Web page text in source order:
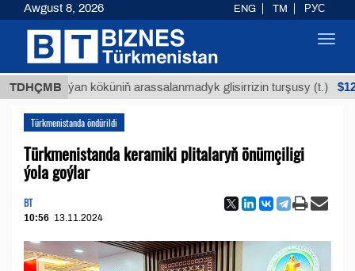
TDHÇMB
Buýan köküniň arassalanmadyk glisirrizin turşusy (t.) $12935,18
Türkmenistanda öndürildi
Türkmenistanda keramiki plitalaryň önümçiligi
ýola goýlar
BT
10:56 13.11.2024
Awgust 8, 2026 ENG TM РУС